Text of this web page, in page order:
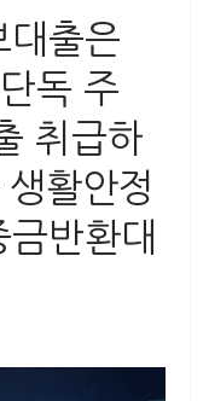
대출은
독 주
취급하
활안정
반환대